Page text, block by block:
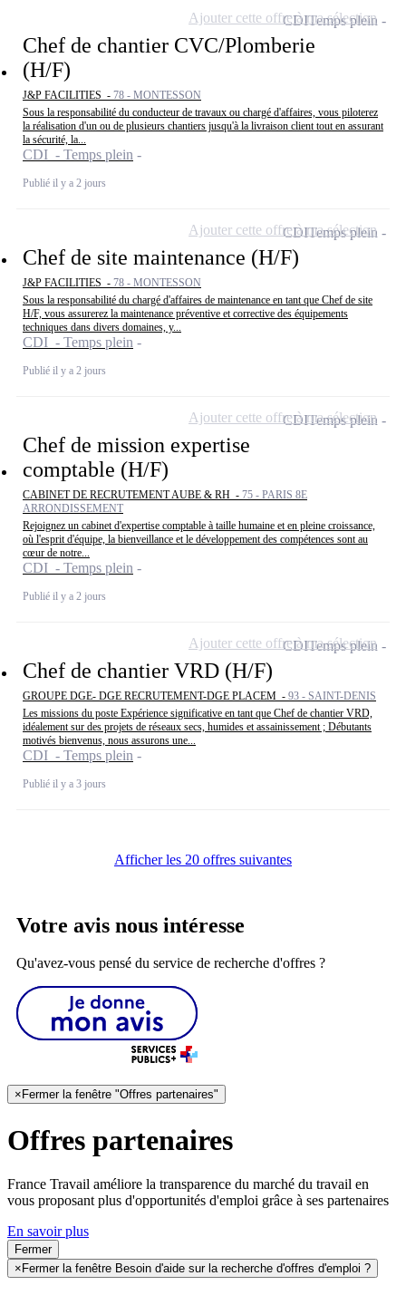
Chef de chantier CVC/Plomberie
(H/F)
J&P FACILITIES - 78 - MONTESSON
Sous la responsabilité du conducteur de travaux ou chargé d'affaires, vous piloterez
la réalisation d'un ou de plusieurs chantiers jusqu'à la livraison client tout en assurant
la sécurité, la...
CDI - Temps plein
Publié il y a 2 jours
CDITemps plein
Ajouter cette offre à ma sélection
Chef de site maintenance (H/F)
J&P FACILITIES - 78 - MONTESSON
Sous la responsabilité du chargé d'affaires de maintenance en tant que Chef de site
H/F, vous assurerez la maintenance préventive et corrective des équipements
techniques dans divers domaines, y...
CDI - Temps plein
Publié il y a 2 jours
CDITemps plein
Ajouter cette offre à ma sélection
Chef de mission expertise
comptable (H/F)
CABINET DE RECRUTEMENT AUBE & RH - 75 - PARIS 8E
ARRONDISSEMENT
Rejoignez un cabinet d'expertise comptable à taille humaine et en pleine croissance,
où l'esprit d'équipe, la bienveillance et le développement des compétences sont au
cœur de notre...
CDI - Temps plein
Publié il y a 2 jours
CDITemps plein
Ajouter cette offre à ma sélection
Chef de chantier VRD (H/F)
GROUPE DGE- DGE RECRUTEMENT-DGE PLACEM - 93 - SAINT-DENIS
Les missions du poste Expérience significative en tant que Chef de chantier VRD,
idéalement sur des projets de réseaux secs, humides et assainissement ; Débutants
motivés bienvenus, nous assurons une...
CDI - Temps plein
Publié il y a 3 jours
CDITemps plein
Ajouter cette offre à ma sélection
Afficher les 20 offres suivantes
Votre avis nous intéresse
Qu'avez-vous pensé du service de recherche d'offres ?
× Fermer la fenêtre "Offres partenaires"
Offres partenaires
France Travail améliore la transparence du marché du travail en
vous proposant plus d'opportunités d'emploi grâce à ses partenaires
En savoir plus
Fermer
× Fermer la fenêtre Besoin d'aide sur la recherche d'offres d'emploi ?